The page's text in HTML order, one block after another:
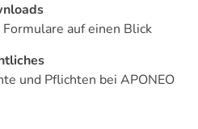
auf einen Blick
und Pflichten bei APONEO